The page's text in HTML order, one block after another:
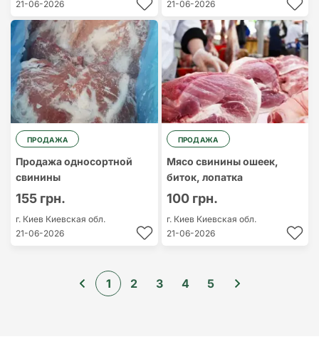
21-06-2026
21-06-2026
ПРОДАЖА
Продажа односортной
свинины
155 грн.
г. Киев Киевская обл.
21-06-2026
ПРОДАЖА
Мясо свинины ошеек,
биток, лопатка
100 грн.
г. Киев Киевская обл.
21-06-2026
1 2 3 4 5